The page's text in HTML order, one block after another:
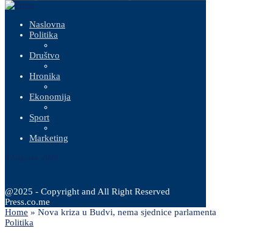
Naslovna
Politika
Društvo
Hronika
Ekonomija
Sport
Marketing
@2025 - Copyright and All Right Reserved
Press.co.me
Home » Nova kriza u Budvi, nema sjednice parlamenta
Politika